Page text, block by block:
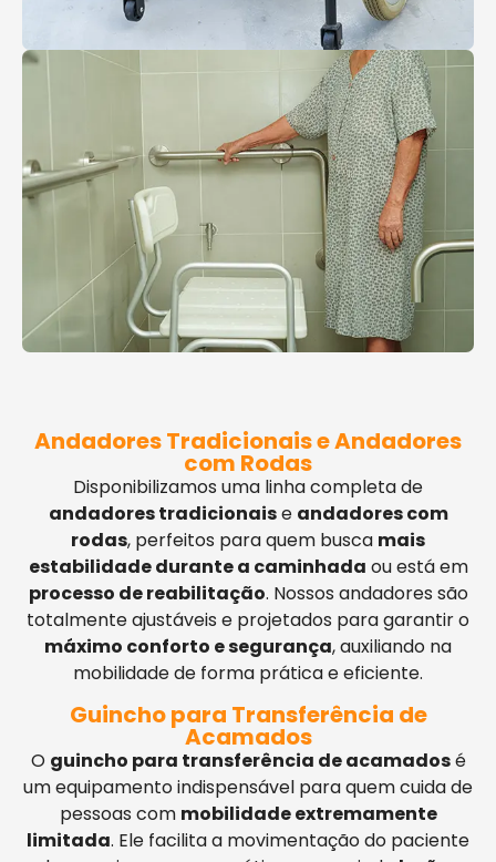
Andadores Tradicionais e Andadores
com Rodas
Disponibilizamos uma linha completa de
andadores tradicionaise andadores com
rodas, perfeitos para quem busca mais
estabilidade durante a caminhada ou está em
processo de reabilitação. Nossos andadores são
totalmente ajustáveis e projetados para garantir o
máximo conforto e segurança, auxiliando na
mobilidade de forma prática e eficiente.
Guincho para Transferência de
Acamados
O guincho para transferência de acamadosé
um equipamento indispensável para quem cuida de
pessoas com mobilidade extremamente
limitada. Ele facilita a movimentação do paciente